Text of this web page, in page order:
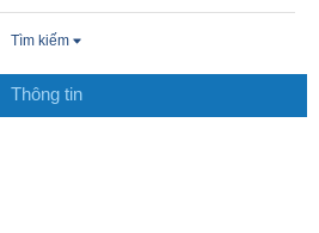
Tìm kiếm
Thông tin